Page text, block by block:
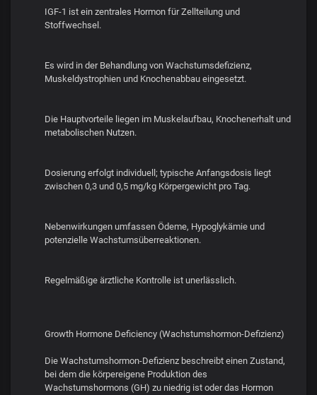
IGF-1 ist ein zentrales Hormon für Zellteilung und
Stoffwechsel.
Es wird in der Behandlung von Wachstumsdefizienz,
Muskeldystrophien und Knochenabbau eingesetzt.
Die Hauptvorteile liegen im Muskelaufbau, Knochenerhalt und
metabolischen Nutzen.
Dosierung erfolgt individuell; typische Anfangsdosis liegt
zwischen 0,3 und 0,5 mg/kg Körpergewicht pro Tag.
Nebenwirkungen umfassen Ödeme, Hypoglykämie und
potenzielle Wachstumsüberreaktionen.
Regelmäßige ärztliche Kontrolle ist unerlässlich.
Growth Hormone Deficiency (Wachstumshormon-Defizienz)
Die Wachstumshormon-Defizienz beschreibt einen Zustand,
bei dem die körpereigene Produktion des
Wachstumshormons (GH) zu niedrig ist oder das Hormon